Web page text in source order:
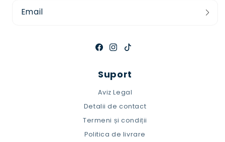
Email
Facebook
Instagram
TikTok
Suport
Aviz Legal
Detalii de contact
Termeni și condiții
Politica de livrare